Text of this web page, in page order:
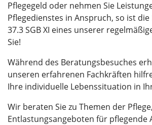
Pflegegeld oder nehmen Sie
Pflegedienstes in Anspruch, so ist
37.3 SGB XI eines unserer
Sie!
Während des Beratungsbesuches
unseren erfahrenen Fachkräften
Ihre individuelle Lebenssituation in
Wir beraten Sie zu Themen der
Entlastungsangeboten für pflegende